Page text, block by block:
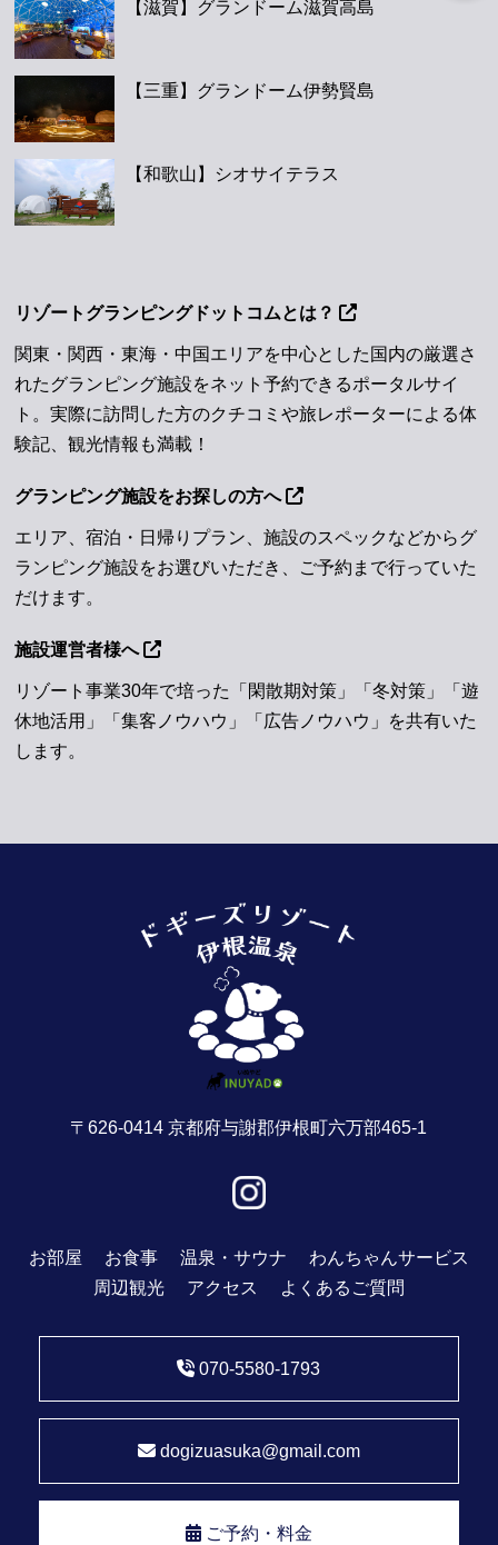
【滋賀】グランドーム滋賀高島
【三重】グランドーム伊勢賢島
【和歌山】シオサイテラス
リゾートグランピングドットコムとは？
関東・関西・東海・中国エリアを中心とした国内の厳選さ
れたグランピング施設をネット予約できるポータルサイ
ト。実際に訪問した方のクチコミや旅レポーターによる体
験記、観光情報も満載！
グランピング施設をお探しの方へ
エリア、宿泊・日帰りプラン、施設のスペックなどからグ
ランピング施設をお選びいただき、ご予約まで行っていた
だけます。
施設運営者様へ
リゾート事業30年で培った「閑散期対策」「冬対策」「遊
休地活用」「集客ノウハウ」「広告ノウハウ」を共有いた
します。
〒626-0414 京都府与謝郡伊根町六万部465-1
お部屋 お食事 温泉・サウナ
わんちゃんサービス
周辺観光
アクセス よくあるご質問
070-5580-1793
dogizuasuka@gmail.com
ご予約・料金